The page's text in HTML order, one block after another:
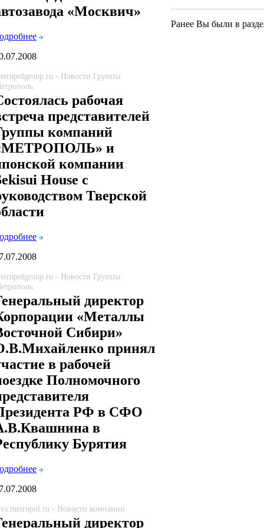
«Москвич»
- Новости Группы
рабочая
представителей
компаний
и
компании
House с
Тверской
- Новости Группы
директор
«Металлы
Сибири»
принял
в рабочей
Полномочного
РФ в СФО
в
Бурятия
- Новости компании
директор
Ранее Вы были в